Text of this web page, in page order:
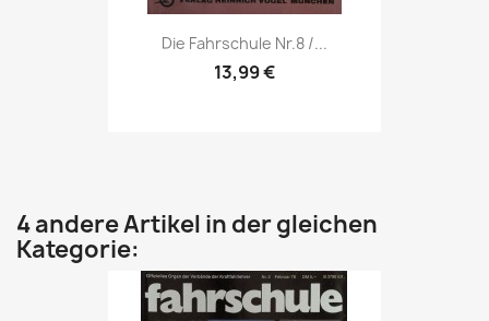
Vorschau
Die Fahrschule Nr.8 /...
13,99 €
4 andere Artikel in der gleichen
Kategorie: